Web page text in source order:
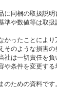
に同梱の取扱説
準や数値等は取
かったことによ
そのような損害
社は一切責任を
や条件を変更す
のための資料で